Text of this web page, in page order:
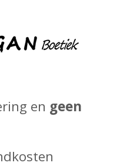
en geen